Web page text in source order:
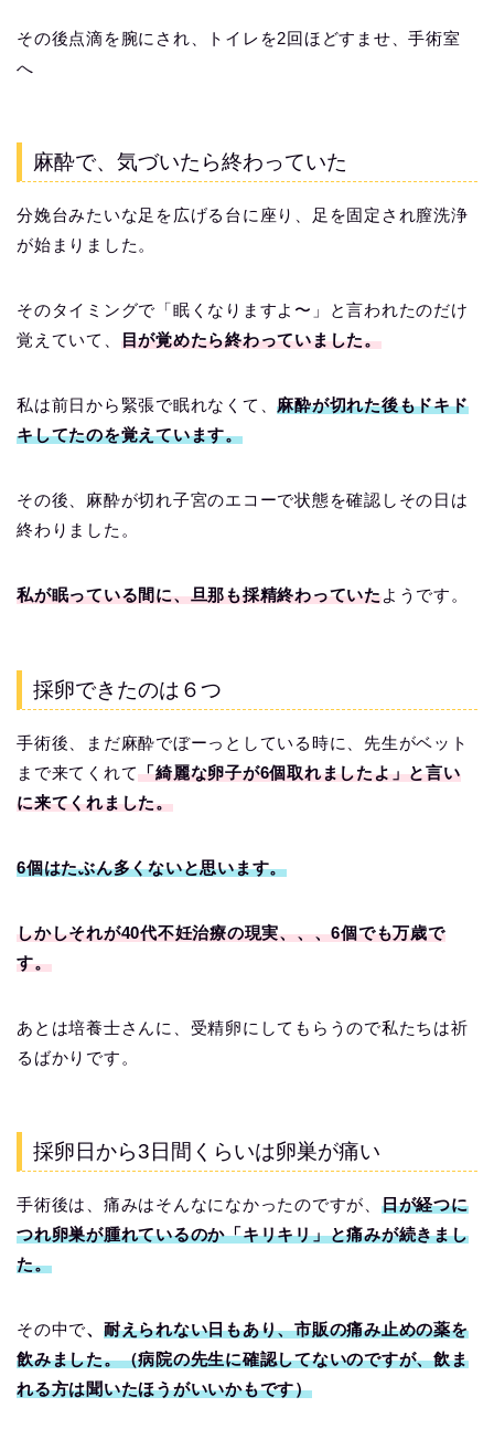
その後点滴を腕にされ、トイレを2回ほどすませ、手術室
へ
麻酔で、気づいたら終わっていた
分娩台みたいな足を広げる台に座り、足を固定され膣洗浄
が始まりました。
そのタイミングで「眠くなりますよ〜」と言われたのだけ
覚えていて、 目が覚めたら終わっていました。
私は前日から緊張で眠れなくて、麻酔が切れた後もドキド
キしてたのを覚えています。
その後、麻酔が切れ子宮のエコーで状態を確認しその日は
終わりました。
私が眠っている間に、旦那も採精終わっていたようです。
採卵できたのは６つ
手術後、まだ麻酔でぼーっとしている時に、先生がベット
まで来てくれて「綺麗な卵子が6個取れましたよ」と言い
に来てくれました。
6個はたぶん多くないと思います。
しかしそれが40代不妊治療の現実、、、6個でも万歳で
す。
あとは培養士さんに、受精卵にしてもらうので私たちは祈
るばかりです。
採卵日から3日間くらいは卵巣が痛い
手術後は、痛みはそんなになかったのですが、 日が経つに
つれ卵巣が腫れているのか「キリキリ」と痛みが続きまし
た。
その中で、 耐えられない日もあり、市販の痛み止めの薬を
飲みました。（病院の先生に確認してないのですが、飲ま
れる方は聞いたほうがいいかもです）